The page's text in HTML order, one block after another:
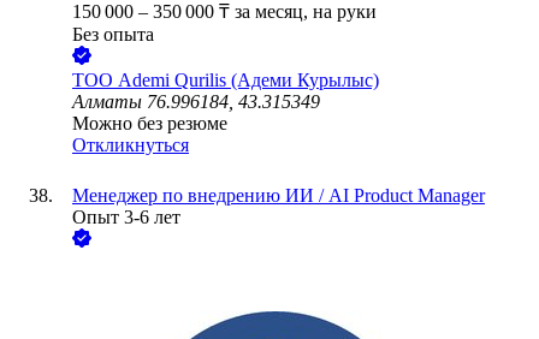
150 000 – 350 000 ₸ за месяц, на руки
Без опыта
ТОО Ademi Qurilis (Адеми Курылыс)
Алматы 76.996184, 43.315349
Можно без резюме
Откликнуться
Менеджер по внедрению ИИ / AI Product Manager
Опыт 3-6 лет